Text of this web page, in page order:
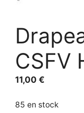
CSFV
11,00 €
85 en stock